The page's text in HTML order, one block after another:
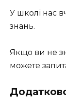
У школі нас
знань.
Якщо ви не
можете